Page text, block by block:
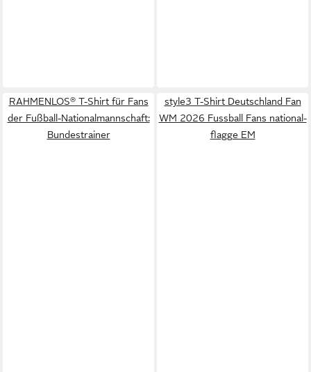
RAHMENLOS® T-Shirt für Fans
der Fußball-Nationalmannschaft:
Bundestrainer
style3 T-Shirt Deutschland Fan
WM 2026 Fussball Fans national-
flagge EM